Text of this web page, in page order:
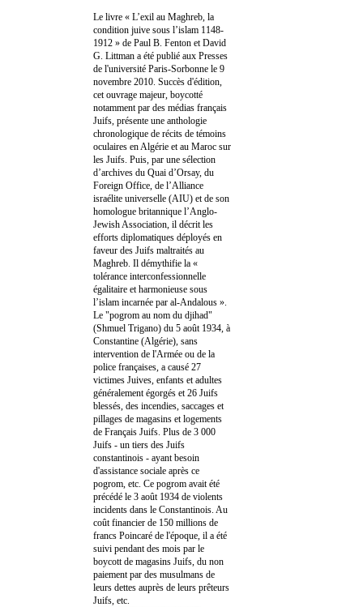
Le livre « L’exil au Maghreb, la
condition juive sous l’islam 1148-
1912 » de Paul B. Fenton et David
G. Littman a été publié aux Presses
de l'université Paris-Sorbonne le 9
novembre 2010. Succès d'édition,
cet ouvrage majeur, boycotté
notamment par des médias français
Juifs, présente une anthologie
chronologique de récits de témoins
oculaires en Algérie et au Maroc sur
les Juifs. Puis, par une sélection
d’archives du Quai d’Orsay, du
Foreign Office, de l’Alliance
israélite universelle (AIU) et de son
homologue britannique l’Anglo-
Jewish Association, il décrit les
efforts diplomatiques déployés en
faveur des Juifs maltraités au
Maghreb. Il démythifie la «
tolérance interconfessionnelle
égalitaire et harmonieuse sous
l’islam incarnée par al-Andalous ».
Le "pogrom au nom du djihad"
(Shmuel Trigano) du 5 août 1934, à
Constantine (Algérie), sans
intervention de l'Armée ou de la
police françaises, a causé 27
victimes Juives, enfants et adultes
généralement égorgés et 26 Juifs
blessés, des incendies, saccages et
pillages de magasins et logements
de Français Juifs. Plus de 3 000
Juifs - un tiers des Juifs
constantinois - ayant besoin
d'assistance sociale après ce
pogrom, etc. Ce pogrom avait été
précédé le 3 août 1934 de violents
incidents dans le Constantinois. Au
coût financier de 150 millions de
francs Poincaré de l'époque, il a été
suivi pendant des mois par le
boycott de magasins Juifs, du non
paiement par des musulmans de
leurs dettes auprès de leurs prêteurs
Juifs, etc.